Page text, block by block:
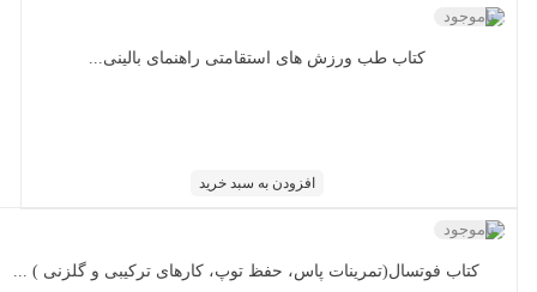
کتاب طب ورزش های استقامتی راهنمای بالینی...
ناموجود
افزودن به سبد خرید
کتاب فوتسال(تمرینات پاس، حفظ توپ، کارهای ترکیبی و گلزنی ) ...
ناموجود